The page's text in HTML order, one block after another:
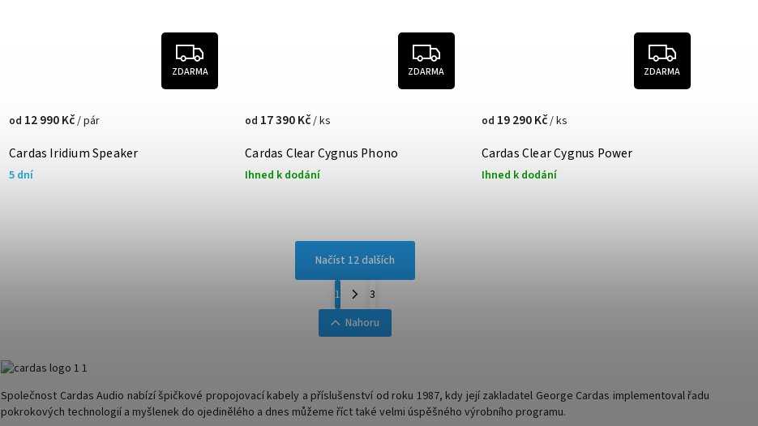
ZDARMA
Cardas Iridium Speaker
5 dní
od 12 990 Kč/ pár
ZDARMA
Cardas Clear Cygnus Phono
Ihned k dodání
od 17 390 Kč/ ks
ZDARMA
Cardas Clear Cygnus Power
Ihned k dodání
od 19 290 Kč/ ks
Načíst 12 dalších
1
3
Nahoru
Společnost Cardas Audio nabízí špičkové propojovací kabely a příslušenství od roku 1987, kdy její zakladatel George Cardas implementoval řadu
pokrokových technologií a myšlenek do ojedinělého a dnes můžeme říct také velmi úspěšného výrobního programu.